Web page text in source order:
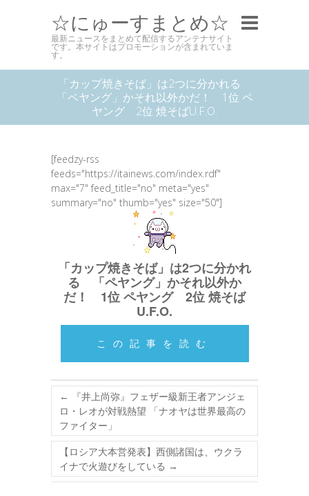
☆にゅーすまとめ☆
最新ニュースをまとめて配信するアンテナサイト
です。本サイトはプロモーションが含まれていま
す。
「カップ焼きそば」は2つに分かれる
「ペヤング」かそれ以外かだ！ 1位 ペ
ヤング 2位 焼そばU.F.O.
[feedzy-rss
feeds="https://itainews.com/index.rdf"
max="7" feed_title="no" meta="yes"
summary="no" thumb="yes" size="50"]
「カップ焼きそば」は2つに分かれ
る 「ペヤング」かそれ以外か
だ！ 1位 ペヤング 2位 焼そば
U.F.O.
この記事を読む
←
『井上尚弥』フェザー級新王者アンジェ
ロ・レオが対戦熱望 「ナオヤは世界最高の
ファイター」
【ロシア大本営発表】西側諸国は、ウクラ
イナで火遊びをしている →